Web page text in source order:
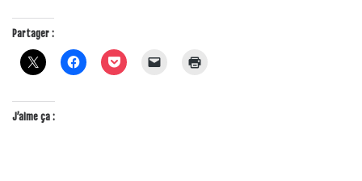
Partager :
J’aime ça :